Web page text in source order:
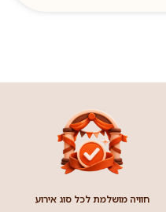
חוויה מושלמת לכל סוג אירוע